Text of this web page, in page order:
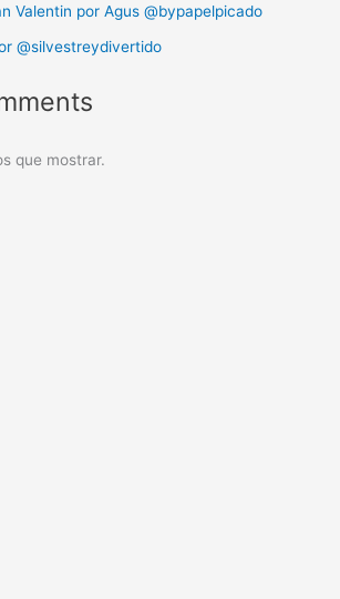
Valentin por Agus @bypapelpicado
@silvestreydivertido
que mostrar.